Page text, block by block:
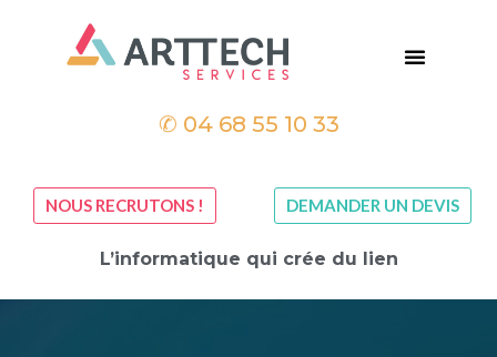
✆ 04 68 55 10 33
NOUS RECRUTONS ! DEMANDER UN DEVIS
L’informatique qui crée du lien